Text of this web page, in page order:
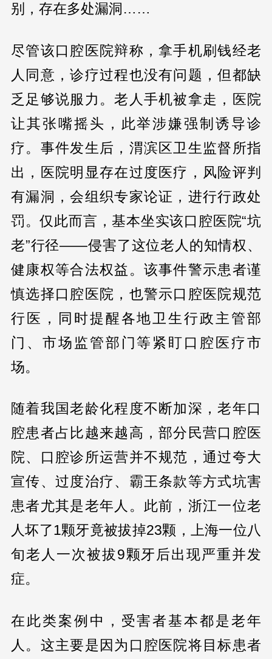
别，存在多处漏洞……
尽管该口腔医院辩称，拿手机刷钱经老
人同意，诊疗过程也没有问题，但都缺
乏足够说服力。老人手机被拿走，医院
让其张嘴摇头，此举涉嫌强制诱导诊
疗。事件发生后，渭滨区卫生监督所指
出，医院明显存在过度医疗，风险评判
有漏洞，会组织专家论证，进行行政处
罚。仅此而言，基本坐实该口腔医院“坑
老”行径——侵害了这位老人的知情权、
健康权等合法权益。该事件警示患者谨
慎选择口腔医院，也警示口腔医院规范
行医，同时提醒各地卫生行政主管部
门、市场监管部门等紧盯口腔医疗市
场。
随着我国老龄化程度不断加深，老年口
腔患者占比越来越高，部分民营口腔医
院、口腔诊所运营并不规范，通过夸大
宣传、过度治疗、霸王条款等方式坑害
患者尤其是老年人。此前，浙江一位老
人坏了1颗牙竟被拔掉23颗，上海一位八
旬老人一次被拔9颗牙后出现严重并发
症。
在此类案例中，受害者基本都是老年
人。这主要是因为口腔医院将目标患者